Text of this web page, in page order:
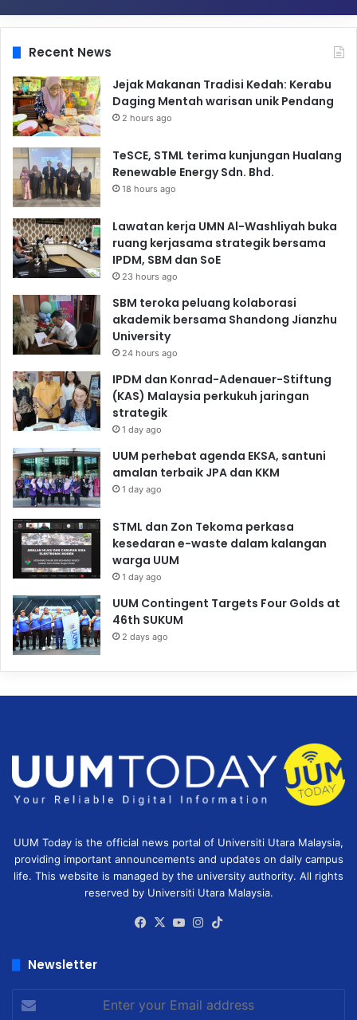
Recent News
Jejak Makanan Tradisi Kedah: Kerabu
Daging Mentah warisan unik Pendang
2 hours ago
TeSCE, STML terima kunjungan Hualang
Renewable Energy Sdn. Bhd.
18 hours ago
Lawatan kerja UMN Al-Washliyah buka
ruang kerjasama strategik bersama
IPDM, SBM dan SoE
23 hours ago
SBM teroka peluang kolaborasi
akademik bersama Shandong Jianzhu
University
24 hours ago
IPDM dan Konrad-Adenauer-Stiftung
(KAS) Malaysia perkukuh jaringan
strategik
1 day ago
UUM perhebat agenda EKSA, santuni
amalan terbaik JPA dan KKM
1 day ago
STML dan Zon Tekoma perkasa
kesedaran e-waste dalam kalangan
warga UUM
1 day ago
UUM Contingent Targets Four Golds at
46th SUKUM
2 days ago
UUM Today is the official news portal of Universiti Utara Malaysia,
providing important announcements and updates on daily campus
life. This website is managed by the university authority. All rights
reserved by Universiti Utara Malaysia.
Facebook
X YouTubeInstagram
Newsletter
Enter
your